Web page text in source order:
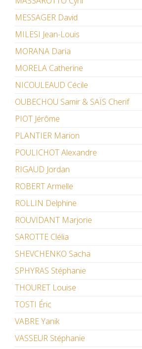
MESSAGER David
MILESI Jean-Louis
MORANA Daria
MORELA Catherine
NICOULEAUD Cécile
OUBECHOU Samir & SAÏS Cherif
PIOT Jérôme
PLANTIER Marion
POULICHOT Alexandre
RIGAUD Jordan
ROBERT Armelle
ROLLIN Delphine
ROUVIDANT Marjorie
SAROTTE Clélia
SHEVCHENKO Sacha
SPHYRAS Stéphanie
THOURET Louise
TOSTI Éric
VABRE Yanik
VASSEUR Stéphanie